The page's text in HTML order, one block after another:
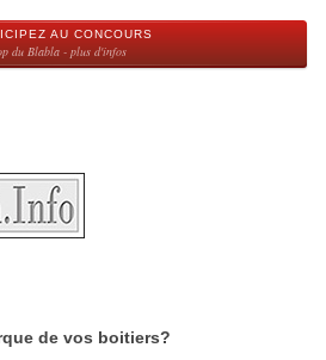
AU CONCOURS
du Blabla - plus d'infos
de vos boitiers?